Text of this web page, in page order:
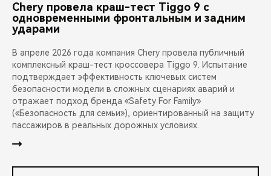
Chery провела краш-тест Tiggo 9 с
одновременными фронтальным и задним
ударами
В апреле 2026 года компания Chery провела публичный
комплексный краш-тест кроссовера Tiggo 9. Испытание
подтверждает эффективность ключевых систем
безопасности модели в сложных сценариях аварий и
отражает подход бренда «Safety For Family»
(«Безопасность для семьи»), ориентированный на защиту
пассажиров в реальных дорожных условиях.